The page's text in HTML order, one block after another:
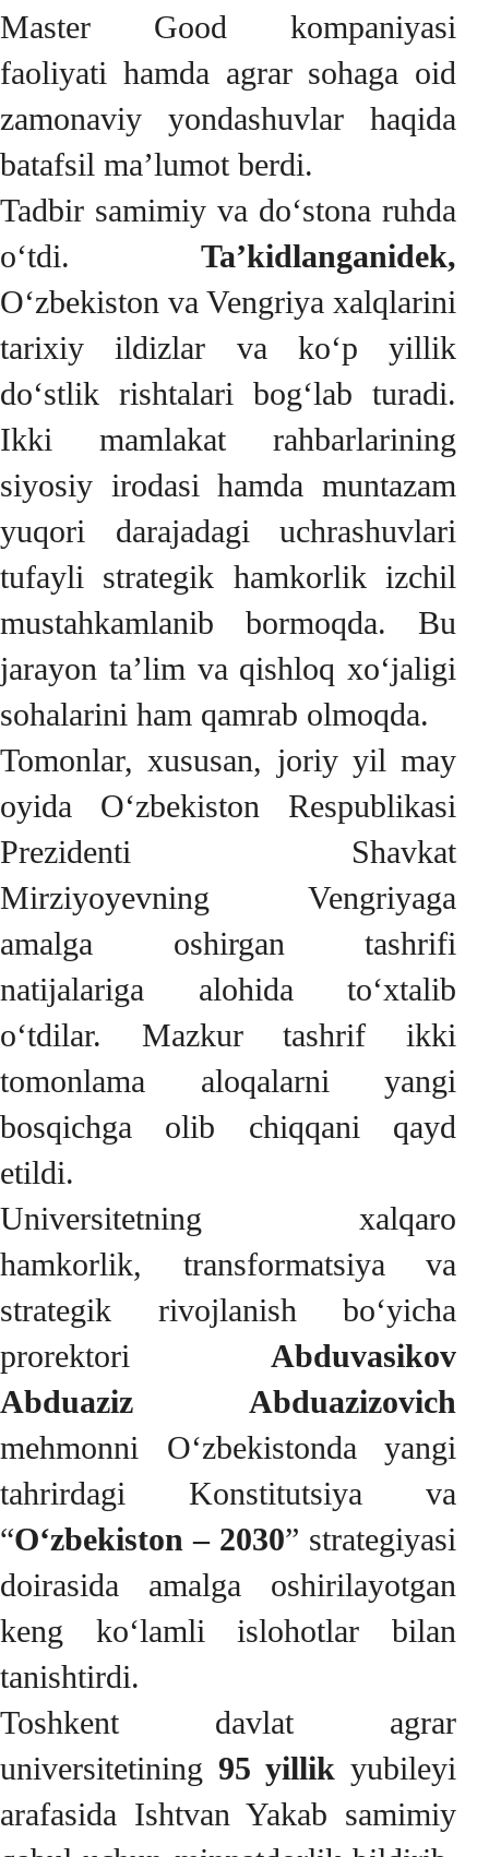
Master Good kompaniyasi
faoliyati hamda agrar sohaga oid
zamonaviy yondashuvlar haqida
batafsil ma’lumot berdi.
Tadbir samimiy va do‘stona ruhda
o‘tdi. Ta’kidlanganidek,
O‘zbekiston va Vengriya xalqlarini
tarixiy ildizlar va ko‘p yillik
do‘stlik rishtalari bog‘lab turadi.
Ikki mamlakat rahbarlarining
siyosiy irodasi hamda muntazam
yuqori darajadagi uchrashuvlari
tufayli strategik hamkorlik izchil
mustahkamlanib bormoqda. Bu
jarayon ta’lim va qishloq xo‘jaligi
sohalarini ham qamrab olmoqda.
Tomonlar, xususan, joriy yil may
oyida O‘zbekiston Respublikasi
Prezidenti Shavkat
Mirziyoyevning Vengriyaga
amalga oshirgan tashrifi
natijalariga alohida to‘xtalib
o‘tdilar. Mazkur tashrif ikki
tomonlama aloqalarni yangi
bosqichga olib chiqqani qayd
etildi.
Universitetning xalqaro
hamkorlik, transformatsiya va
strategik rivojlanish bo‘yicha
prorektori Abduvasikov
Abduaziz Abduazizovich
mehmonni O‘zbekistonda yangi
tahrirdagi Konstitutsiya va
“O‘zbekiston – 2030” strategiyasi
doirasida amalga oshirilayotgan
keng ko‘lamli islohotlar bilan
tanishtirdi.
Toshkent davlat agrar
universitetining 95 yillik yubileyi
arafasida Ishtvan Yakab samimiy